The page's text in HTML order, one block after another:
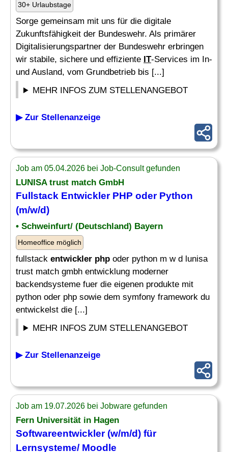
30+ Urlaubstage
Sorge gemeinsam mit uns für die digitale
Zukunftsfähigkeit der Bundeswehr. Als primärer
Digitalisierungspartner der Bundeswehr erbringen
wir stabile, sichere und effiziente IT-Services im In-
und Ausland, vom Grundbetrieb bis [...]
MEHR INFOS ZUM STELLENANGEBOT
▶ Zur Stellenanzeige
Job am 05.04.2026 bei Job-Consult gefunden
LUNISA trust match GmbH
Fullstack Entwickler PHP oder Python
(m/w/d)
• Schweinfurt/ (Deutschland) Bayern
Homeoffice möglich
fullstack entwickler php oder python m w d lunisa
trust match gmbh entwicklung moderner
backendsysteme fuer die eigenen produkte mit
python oder php sowie dem symfony framework du
entwickelst die [...]
MEHR INFOS ZUM STELLENANGEBOT
▶ Zur Stellenanzeige
Job am 19.07.2026 bei Jobware gefunden
Fern Universität in Hagen
Softwareentwickler (w/m/d) für
Lernsysteme/ Moodle